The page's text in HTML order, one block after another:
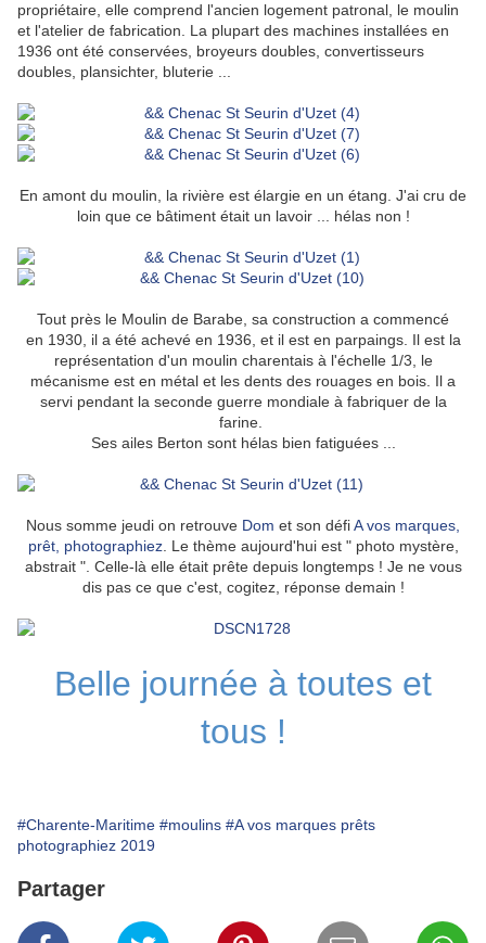
propriétaire, elle comprend l'ancien logement patronal, le moulin
et l'atelier de fabrication. La plupart des machines installées en
1936 ont été conservées, broyeurs doubles, convertisseurs
doubles, plansichter, bluterie ...
En amont du moulin, la rivière est élargie en un étang. J'ai cru de
loin que ce bâtiment était un lavoir ... hélas non !
Tout près le Moulin de Barabe, sa construction a commencé
en 1930, il a été achevé en 1936, et il est en parpaings. Il est la
représentation d'un moulin charentais à l'échelle 1/3, le
mécanisme est en métal et les dents des rouages en bois. Il a
servi pendant la seconde guerre mondiale à fabriquer de la
farine.
Ses ailes Berton sont hélas bien fatiguées ...
Nous somme jeudi on retrouve Dom et son défiA vos marques,
prêt, photographiez. Le thème aujourd'hui est " photo mystère,
abstrait ". Celle-là elle était prête depuis longtemps ! Je ne vous
dis pas ce que c'est, cogitez, réponse demain !
Belle journée à toutes et
tous !
#Charente-Maritime #moulins #A vos marques prêts
photographiez 2019
Partager